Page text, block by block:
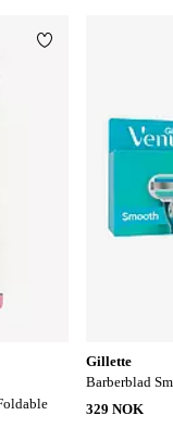
Legg til favoritter
Gillette
Barberblad
329 NOK